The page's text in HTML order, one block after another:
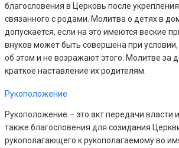
благословения в Церковь после
связанного с родами. Молитва о детях в
допускается, если на это имеются веские
внуков может быть совершена при
об этом и не возражают этого. Молитве за
краткое наставление их родителям.
Рукоположение
Рукоположение – это акт передачи власти
также благословения для созидания
рукополагающего к рукополагаемому во